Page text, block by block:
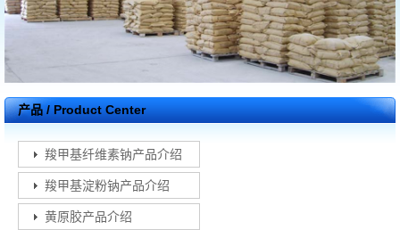
产品 / Product Center
羧甲基纤维素钠产品介绍
羧甲基淀粉钠产品介绍
黄原胶产品介绍